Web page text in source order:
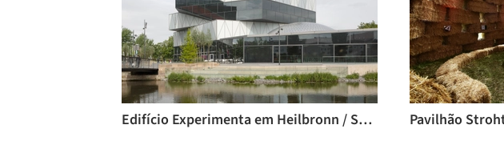
Edifício Experimenta em Heilbronn / Sauerbruch Hutton